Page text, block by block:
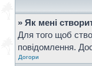
» Як мені
Для того щоб
повідомлення.
Догори